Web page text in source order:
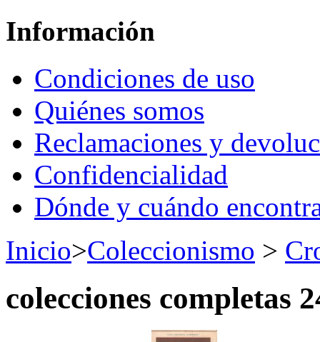
Información
Condiciones de uso
Quiénes somos
Reclamaciones y
Confidencialidad
Dónde y cuándo
Inicio>Coleccionismo >
colecciones completas